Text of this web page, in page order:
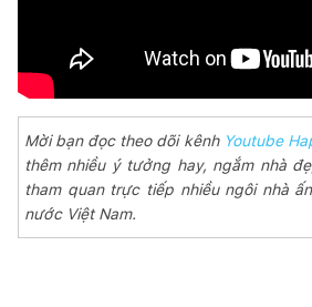
Mời bạn đọc theo dõi kênhYoutube
thêm nhiều ý tưởng hay, ngắm nhà
tham quan trực tiếp nhiều ngôi nhà
nước Việt Nam.